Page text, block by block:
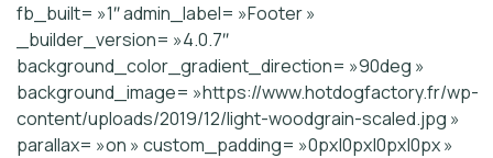
fb_built= »1″ admin_label= »Footer »
_builder_version= »4.0.7″
background_color_gradient_direction= »90deg »
background_image= »https://www.hotdogfactory.fr/wp-
content/uploads/2019/12/light-woodgrain-scaled.jpg »
parallax= »on » custom_padding= »0px|0px|0px|0px »